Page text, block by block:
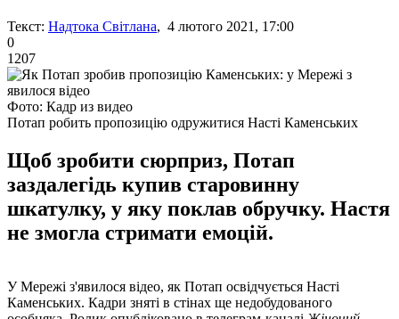
Текст: Надтока Світлана, 4 лютого 2021, 17:00
0
1207
Фото: Кадр из видео
Потап робить пропозицію одружитися Насті Каменських
Щоб зробити сюрприз, Потап
заздалегідь купив старовинну
шкатулку, у яку поклав обручку. Настя
не змогла стримати емоцій.
У Мережі з'явилося відео, як Потап освідчується Насті
Каменських. Кадри зняті в стінах ще недобудованого